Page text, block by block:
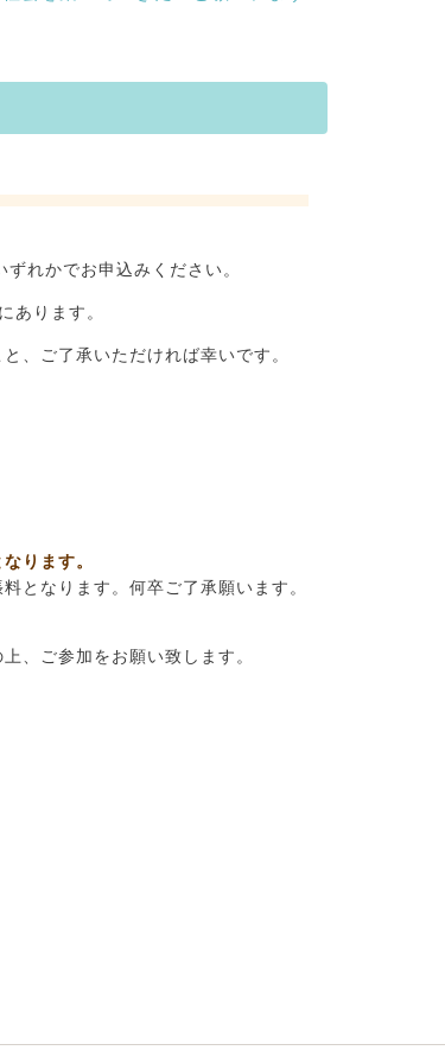
れかでお申込みください。
あります。
、ご了承いただければ幸いです。
ります。
となります。何卒ご了承願います。
、ご参加をお願い致します。